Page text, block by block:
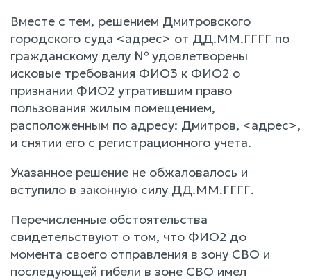
Вместе с тем, решением Дмитровского
городского суда <адрес> от ДД.ММ.ГГГГ по
гражданскому делу № удовлетворены
исковые требования ФИО3 к ФИО2 о
признании ФИО2 утратившим право
пользования жилым помещением,
расположенным по адресу: Дмитров, <адрес>,
и снятии его с регистрационного учета.
Указанное решение не обжаловалось и
вступило в законную силу ДД.ММ.ГГГГ.
Перечисленные обстоятельства
свидетельствуют о том, что ФИО2 до
момента своего отправления в зону СВО и
последующей гибели в зоне СВО имел